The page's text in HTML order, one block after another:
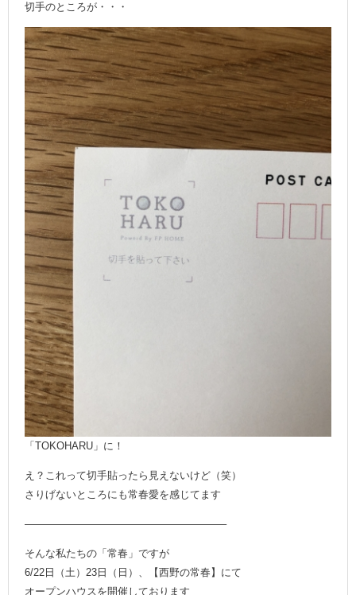
切手のところが・・・
「TOKOHARU」に！
え？これって切手貼ったら見えないけど（笑）
さりげないところにも常春愛を感じてます
———————————————————–
そんな私たちの「常春」ですが
6/22日（土）23日（日）、【西野の常春】にて
オープンハウスを開催しております